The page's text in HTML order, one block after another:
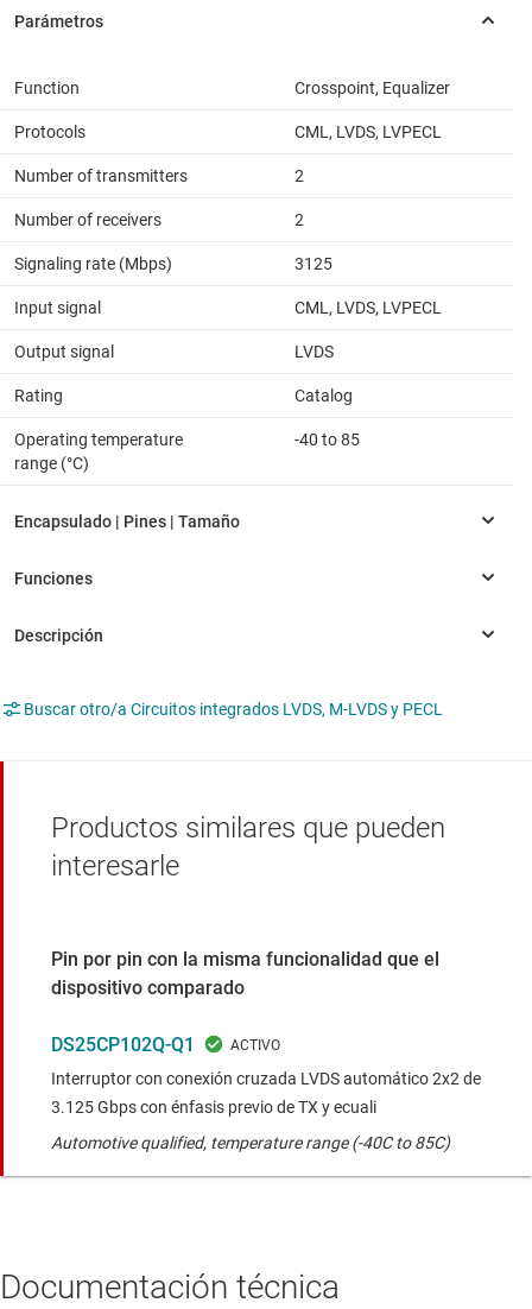
Function Crosspoint, Equalizer
Protocols CML, LVDS, LVPECL
Number of transmitters 2
Number of receivers 2
Signaling rate (Mbps) 3125
Input signal CML, LVDS, LVPECL
Output signal LVDS
Rating Catalog
Operating temperature
range (°C)
-40 to 85
Buscar otro/a Circuitos integrados LVDS, M-LVDS y PECL
Productos similares que pueden
interesarle
Pin por pin con la misma funcionalidad que el
dispositivo comparado
DS25CP102Q-Q1
Interruptor con conexión cruzada LVDS automático 2x2 de
3.125 Gbps con énfasis previo de TX y ecuali
Automotive qualified, temperature range (-40C to 85C)
Documentación técnica